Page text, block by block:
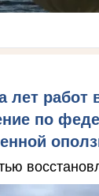
лет работ
по